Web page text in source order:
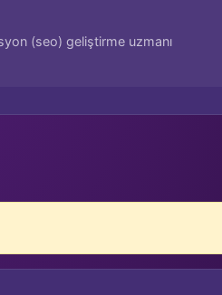
(seo) geliştirme uzmanı